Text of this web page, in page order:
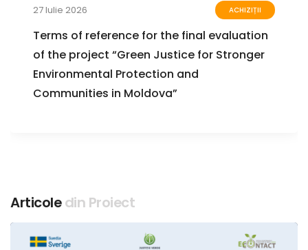
27 Iulie 2026 ACHIZIȚII
Terms of reference for the final evaluation
of the project “Green Justice for Stronger
Environmental Protection and
Communities in Moldova”
Articoledin Proiect